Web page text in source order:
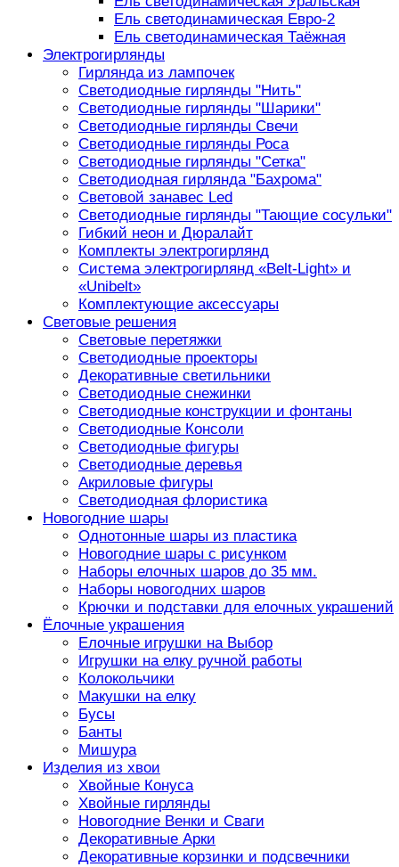
Ель светодинамическая Евро-2
Ель светодинамическая Таёжная
Электрогирлянды
Гирлянда из лампочек
Светодиодные гирлянды "Нить"
Светодиодные гирлянды "Шарики"
Светодиодные гирлянды Свечи
Светодиодные гирлянды Роса
Светодиодные гирлянды "Сетка"
Светодиодная гирлянда "Бахрома"
Световой занавес Led
Светодиодные гирлянды "Тающие сосульки"
Гибкий неон и Дюралайт
Комплекты электрогирлянд
Система электрогирлянд «Belt-Light» и
«Unibelt»
Комплектующие аксессуары
Световые решения
Световые перетяжки
Светодиодные проекторы
Декоративные светильники
Светодиодные снежинки
Светодиодные конструкции и фонтаны
Светодиодные Консоли
Светодиодные фигуры
Светодиодные деревья
Акриловые фигуры
Светодиодная флористика
Новогодние шары
Однотонные шары из пластика
Новогодние шары с рисунком
Наборы елочных шаров до 35 мм.
Наборы новогодних шаров
Крючки и подставки для елочных украшений
Ёлочные украшения
Елочные игрушки на Выбор
Игрушки на елку ручной работы
Колокольчики
Макушки на елку
Бусы
Банты
Мишура
Изделия из хвои
Хвойные Конуса
Хвойные гирлянды
Новогодние Венки и Сваги
Декоративные Арки
Декоративные корзинки и подсвечники